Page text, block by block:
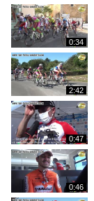
0:34
2:42
0:47
0:46